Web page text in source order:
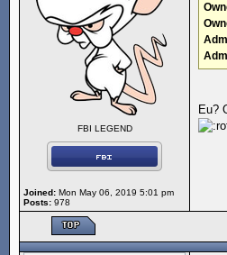
FBI LEGEND
Joined: Mon May 06, 2019 5:01 pm
Posts: 978
Eu?